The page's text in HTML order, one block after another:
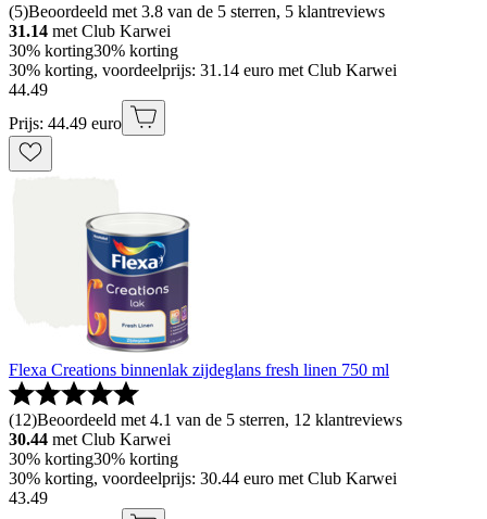
(5)Beoordeeld met 3.8 van de 5 sterren, 5 klantreviews
31.14 met Club Karwei
30% korting30% korting
30% korting, voordeelprijs: 31.14 euro met Club Karwei
44.49
Prijs: 44.49 euro
Flexa Creations binnenlak zijdeglans fresh linen 750 ml
(12)Beoordeeld met 4.1 van de 5 sterren, 12 klantreviews
30.44 met Club Karwei
30% korting30% korting
30% korting, voordeelprijs: 30.44 euro met Club Karwei
43.49